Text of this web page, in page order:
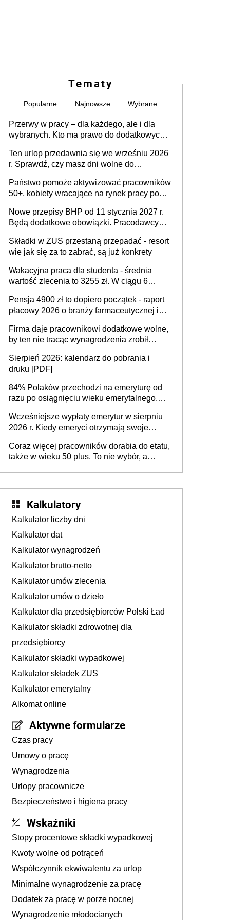
Tematy
Popularne Najnowsze Wybrane
Przerwy w pracy – dla każdego, ale i dla
wybranych. Kto ma prawo do dodatkowych
Ten urlop przedawnia się we wrześniu 2026
r. Sprawdź, czy masz dni wolne do
Państwo pomoże aktywizować pracowników
50+, kobiety wracające na rynek pracy po
osoby neuroatypowe. Powstanie Fundusz
na rzecz Inkluzywności w Zatrudnianiu?
Nowe przepisy BHP od 11 stycznia 2027 r.
Będą dodatkowe obowiązki. Pracodawcy
Składki w ZUS przestaną przepadać - resort
wie jak się za to zabrać, są już konkrety
Wakacyjna praca dla studenta - średnia
wartość zlecenia to 3255 zł. W ciągu 6
ponad 10,7 tys. zł
Pensja 4900 zł to dopiero początek - raport
płacowy 2026 o branży farmaceutycznej i
Firma daje pracownikowi dodatkowe wolne,
by ten nie tracąc wynagrodzenia zrobił
sprawdza
Sierpień 2026: kalendarz do pobrania i
druku [PDF]
84% Polaków przechodzi na emeryturę od
razu po osiągnięciu wieku emerytalnego.
dłużej, ale czy jest w stanie? Pracownicy
45+ to siła napędowa gospodarki
Wcześniejsze wypłaty emerytur w sierpniu
2026 r. Kiedy emeryci otrzymają swoje
Coraz więcej pracowników dorabia do etatu,
także w wieku 50 plus. To nie wybór, a
Kalkulatory
Kalkulator liczby dni
Kalkulator dat
Kalkulator wynagrodzeń
Kalkulator brutto-netto
Kalkulator umów zlecenia
Kalkulator umów o dzieło
Kalkulator dla przedsiębiorców Polski Ład
Kalkulator składki zdrowotnej dla
przedsiębiorcy
Kalkulator składki wypadkowej
Kalkulator składek ZUS
Kalkulator emerytalny
Alkomat online
Aktywne formularze
Czas pracy
Umowy o pracę
Wynagrodzenia
Urlopy pracownicze
Bezpieczeństwo i higiena pracy
Wskaźniki
Stopy procentowe składki wypadkowej
Kwoty wolne od potrąceń
Współczynnik ekwiwalentu za urlop
Minimalne wynagrodzenie za pracę
Dodatek za pracę w porze nocnej
Wynagrodzenie młodocianych